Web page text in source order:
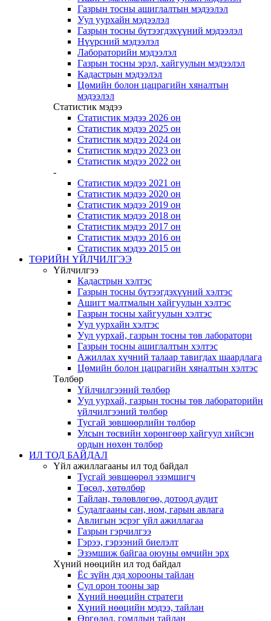
Газрын тосны ашиглалтын мэдээлэл
Уул уурхайн мэдээлэл
Газрын тосны бүтээгдэхүүний мэдээлэл
Нүүрсний мэдээлэл
Лабораторийн мэдээлэл
Газрын тосны эрэл, хайгуулын мэдээлэл
Кадастрын мэдээлэл
Цөмийн болон цацрагийн хяналтын
мэдээлэл
Статистик мэдээ
Статистик мэдээ 2026 он
Статистик мэдээ 2025 он
Статистик мэдээ 2024 он
Статистик мэдээ 2023 он
Статистик мэдээ 2022 он
-
Статистик мэдээ 2021 он
Статистик мэдээ 2020 он
Статистик мэдээ 2019 он
Статистик мэдээ 2018 он
Статистик мэдээ 2017 он
Статистик мэдээ 2016 он
Статистик мэдээ 2015 он
ТӨРИЙН ҮЙЛЧИЛГЭЭ
Үйлчилгээ
Кадастрын хэлтэс
Газрын тосны бүтээгдэхүүний хэлтэс
Ашигт малтмалын хайгуулын хэлтэс
Газрын тосны хайгуулын хэлтэс
Уул уурхайн хэлтэс
Уул уурхай, газрын тосны төв лаборатори
Газрын тосны ашиглалтын хэлтэс
Ажиллах хүчний талаар тавигдах шаардлага
Цөмийн болон цацрагийн хяналтын хэлтэс
Төлбөр
Үйлчилгээний төлбөр
Уул уурхай, газрын тосны төв лабораторийн
үйлчилгээний төлбөр
Тусгай зөвшөөрлийн төлбөр
Улсын төсвийн хөрөнгөөр хайгуул хийсэн
ордын нөхөн төлбөр
ИЛ ТОД БАЙДАЛ
Үйл ажиллагааны ил тод байдал
Тусгай зөвшөөрөл эзэмшигч
Төсөл, хөтөлбөр
Тайлан, төлөвлөгөө, дотоод аудит
Судалгааны сан, ном, гарын авлага
Авлигын эсрэг үйл ажиллагаа
Газрын гэрчилгээ
Гэрээ, гэрээний биелэлт
Эзэмшиж байгаа оюуны өмчийн эрх
Хүний нөөцийн ил тод байдал
Ёс зүйн дэд хорооны тайлан
Сул орон тооны зар
Хүний нөөцийн стратеги
Хүний нөөцийн мэдээ, тайлан
Өргөдөл, гомдлын тайлан